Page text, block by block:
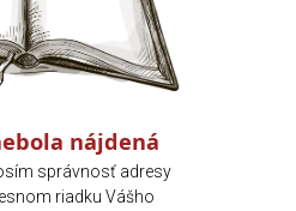
nájdená
správnosť adresy
riadku Vášho